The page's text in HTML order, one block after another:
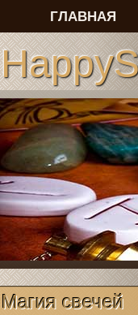
Магия свечей
ГЛАВНАЯ